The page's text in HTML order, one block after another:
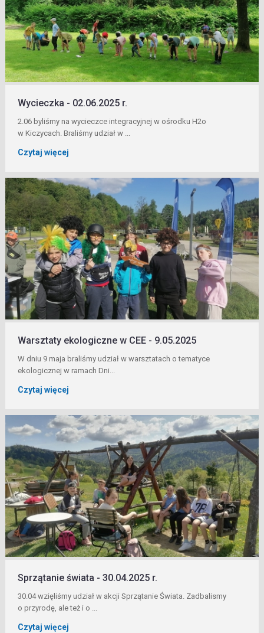
Wycieczka - 02.06.2025 r.
2.06 byliśmy na wycieczce integracyjnej w ośrodku H2o
w Kiczycach. Braliśmy udział w ...
Czytaj więcej
Warsztaty ekologiczne w CEE - 9.05.2025
W dniu 9 maja braliśmy udział w warsztatach o tematyce
ekologicznej w ramach Dni...
Czytaj więcej
Sprzątanie świata - 30.04.2025 r.
30.04 wzięliśmy udział w akcji Sprzątanie Świata. Zadbalismy
o przyrodę, ale też i o ...
Czytaj więcej